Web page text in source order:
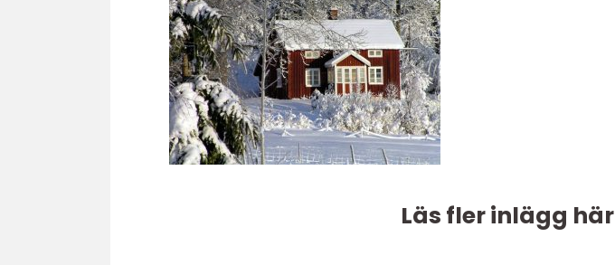
Läs fler inlägg här